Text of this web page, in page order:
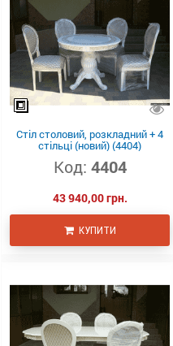
Стіл столовий, розкладний + 4
стільці (новий) (4404)
Код: 4404
43 940,00 грн.
КУПИТИ